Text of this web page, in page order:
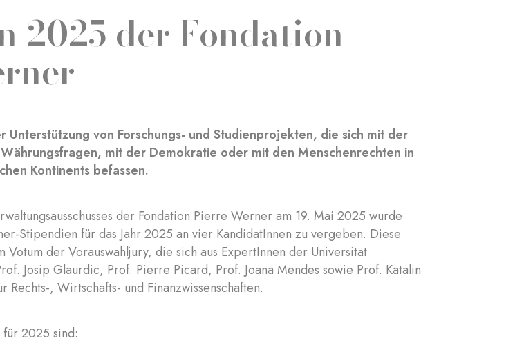
2025 der Fondation
Unterstützung von Forschungs- und Studienprojekten, die sich mit der
mit der Demokratie oder mit den Menschenrechten in
Kontinents befassen.
der Fondation Pierre Werner am 19. Mai 2025 wurde
Stipendien für das Jahr 2025 an vier KandidatInnen zu vergeben. Diese
Votum der Vorauswahljury, die sich aus ExpertInnen der Universität
Josip Glaurdic, Prof. Pierre Picard, Prof. Joana Mendes sowie Prof. Katalin
Rechts-, Wirtschafts- und Finanzwissenschaften.
für 2025 sind: